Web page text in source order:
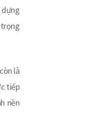
là
tiếp
nền